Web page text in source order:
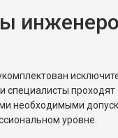
проходят
необходимыми
уровне.